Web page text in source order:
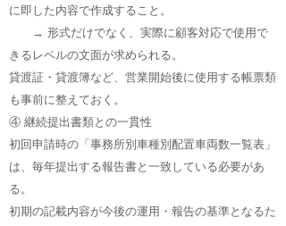
に即した内容で作成すること。
→ 形式だけでなく、実際に顧客対応で使用で
きるレベルの文面が求められる。
貸渡証・貸渡簿など、営業開始後に使用する帳票類
も事前に整えておく。
④ 継続提出書類との一貫性
初回申請時の「事務所別車種別配置車両数一覧表」
は、毎年提出する報告書と一致している必要があ
る。
初期の記載内容が今後の運用・報告の基準となるた